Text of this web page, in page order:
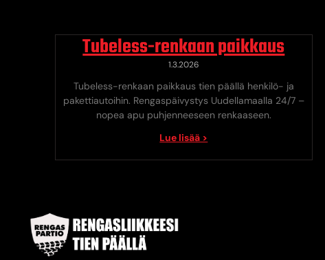
Tubeless-renkaan paikkaus
1.3.2026
Tubeless-renkaan paikkaus tien päällä henkilö- ja
pakettiautoihin. Rengaspäivystys Uudellamaalla 24/7 –
nopea apu puhjenneeseen renkaaseen.
Lue lisää >